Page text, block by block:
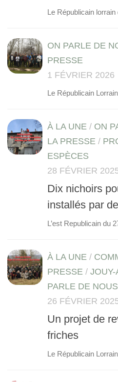
Le Républicain
ON PARLE DE
PRESSE
1 FÉVRIER 2026
Le Républicain
À LA UNE / ON
LA PRESSE /
ESPÈCES
28 FÉVRIER
Dix nichoirs
installés par
L’est Republicain du
À LA UNE /
PRESSE /
PARLE DE
26 FÉVRIER
Un projet de
friches
Le Républicain